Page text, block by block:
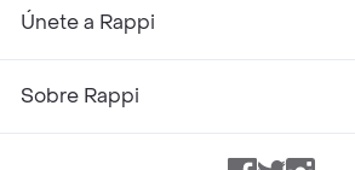
Únete a Rappi
Sobre Rappi